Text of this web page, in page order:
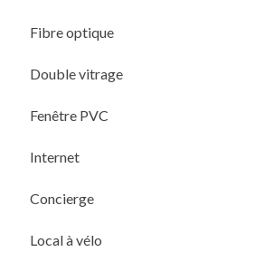
Fibre optique
Double vitrage
Fenêtre PVC
Internet
Concierge
Local à vélo